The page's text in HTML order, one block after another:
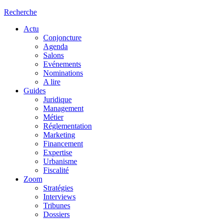
Recherche
Actu
Conjoncture
Agenda
Salons
Evénements
Nominations
A lire
Guides
Juridique
Management
Métier
Réglementation
Marketing
Financement
Expertise
Urbanisme
Fiscalité
Zoom
Stratégies
Interviews
Tribunes
Dossiers